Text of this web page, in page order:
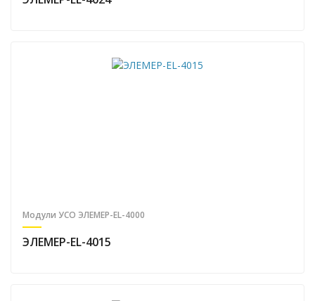
Модули УСО ЭЛЕМЕР-EL-4000
ЭЛЕМЕР-EL-4015